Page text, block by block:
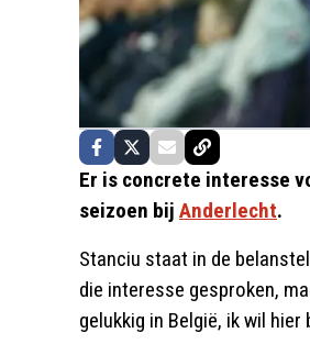
Er is concrete interesse
seizoen bij Anderlecht.
Stanciu staat in de
die interesse gesproken,
gelukkig in België, ik wil